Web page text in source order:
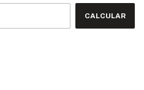
CALCULAR